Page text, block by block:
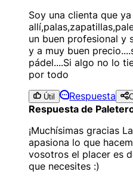
Soy una clienta que
un buen profesional y
y a muy buen
pádel....Si algo no lo
por todo
Útil Respuesta
Respuesta de
¡Muchísimas gracias
apasiona lo que
vosotros el placer es
que necesites :)